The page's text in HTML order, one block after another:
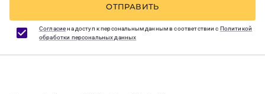
ОТПРАВИТЬ
Согласиена доступ к персональным данным в соответствии с Политикой
обработки персональных данных